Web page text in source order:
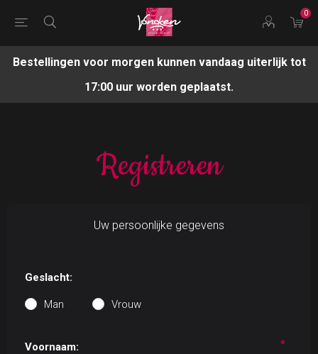
0
Bestellingen voor morgen kunnen vandaag uiterlijk tot
17:00 uur worden geplaatst.
Registreren
Uw persoonlijke gegevens
Geslacht:
Man Vrouw
Voornaam: *